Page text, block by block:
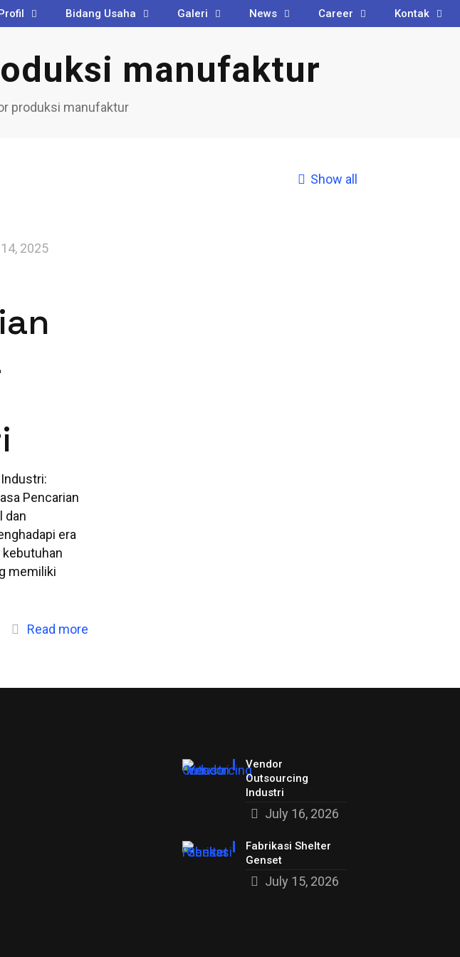
Bidang Usaha Galeri News Career Kontak
manufaktur
produksi manufaktur
Show all
2025
Pencarian
dan
era
memiliki
Read more
Vendor
Outsourcing
Industri
July 16, 2026
Fabrikasi Shelter
Genset
July 15, 2026